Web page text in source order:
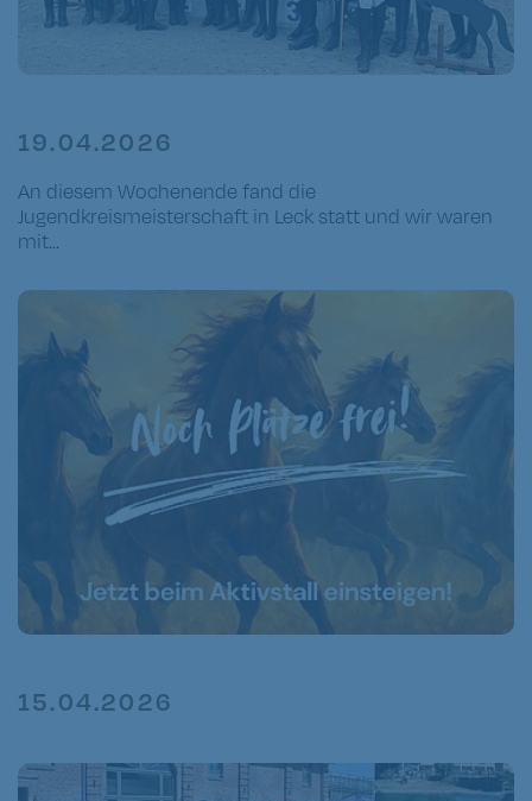
19.04.2026
An diesem Wochenende fand die
Jugendkreismeisterschaft in Leck statt und wir waren
mit...
15.04.2026